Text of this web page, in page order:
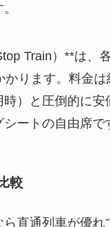
Train）**は、
かります。料金
時）と圧倒的に
ートの自由席で
較
直通列車が優れ